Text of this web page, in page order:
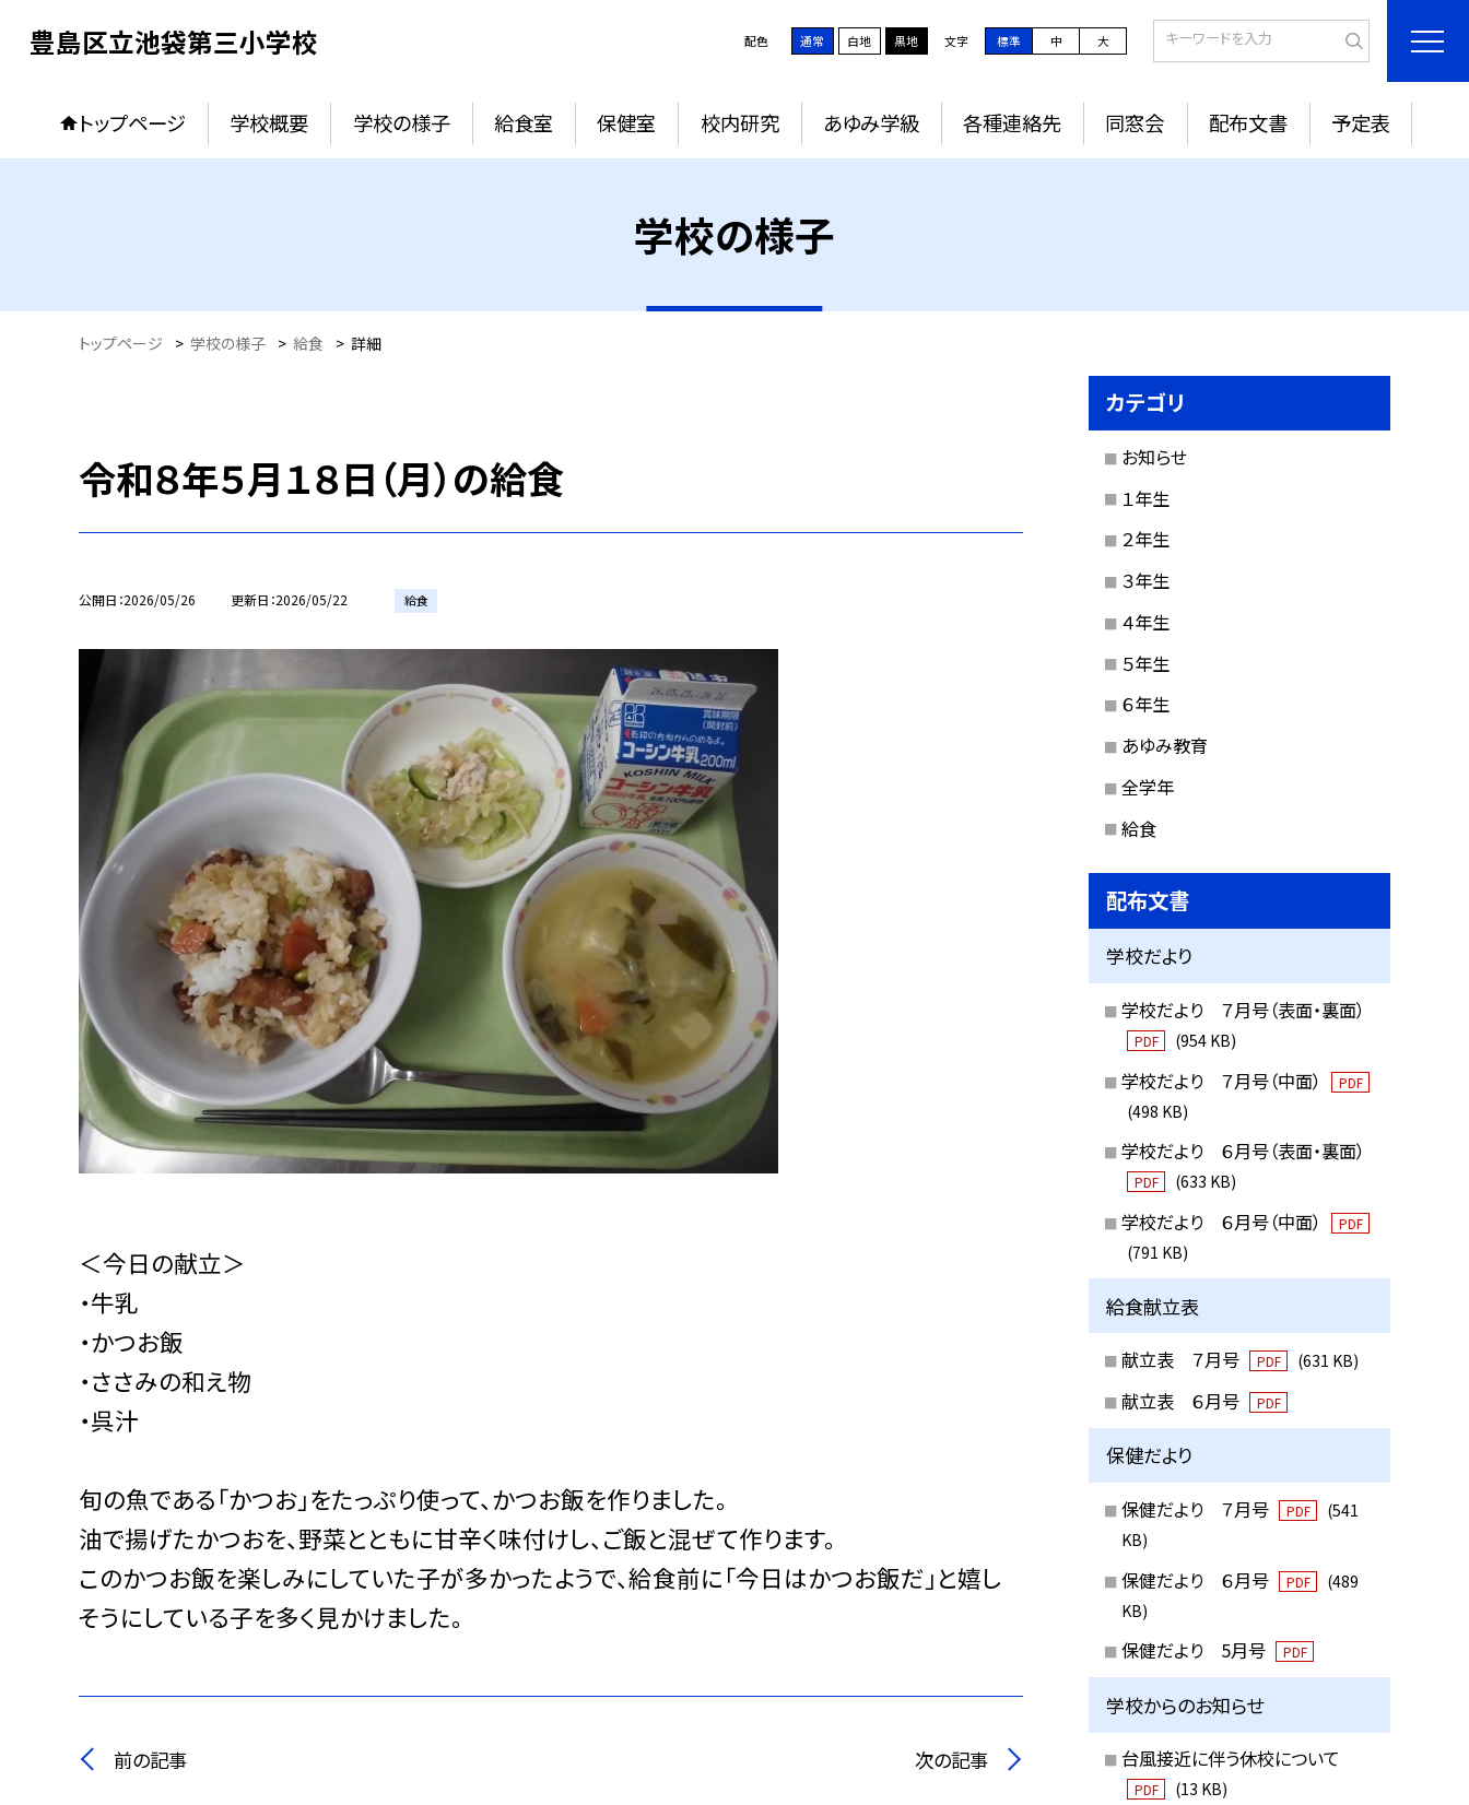
豊島区立池袋第三小学校 配色 通常 白地 黒地 文字 標準 中 大
トップページ 学校概要 学校の様子 給食室 保健室 校内研究 あゆみ学級 各種連絡先 同窓会 配布文書 予定表
学校の様子
トップページ > 学校の様子 > 給食 > 詳細
令和８年５月１８日（月）の給食
公開日 2026/05/26 更新日 2026/05/22 給食
＜今日の献立＞
・牛乳
・かつお飯
・ささみの和え物
・呉汁
旬の魚である「かつお」をたっぷり使って、かつお飯を作りました。
油で揚げたかつおを、野菜とともに甘辛く味付けし、ご飯と混ぜて作ります。
このかつお飯を楽しみにしていた子が多かったようで、給食前に「今日はかつお飯だ」と嬉し
そうにしている子を多く見かけました。
前の記事 次の記事
カテゴリ
お知らせ
１年生
２年生
３年生
４年生
５年生
６年生
あゆみ教育
全学年
給食
配布文書
学校だより
学校だより ７月号（表面・裏面）
PDF (954 KB)
学校だより ７月号（中面） PDF
(498 KB)
学校だより ６月号（表面・裏面）
PDF (633 KB)
学校だより ６月号（中面） PDF
(791 KB)
給食献立表
献立表 ７月号 PDF (631 KB)
献立表 ６月号 PDF
保健だより
保健だより ７月号 PDF
(541
KB)
保健だより ６月号 PDF
(489
KB)
保健だより 5月号 PDF
学校からのお知らせ
台風接近に伴う休校について
PDF (13 KB)